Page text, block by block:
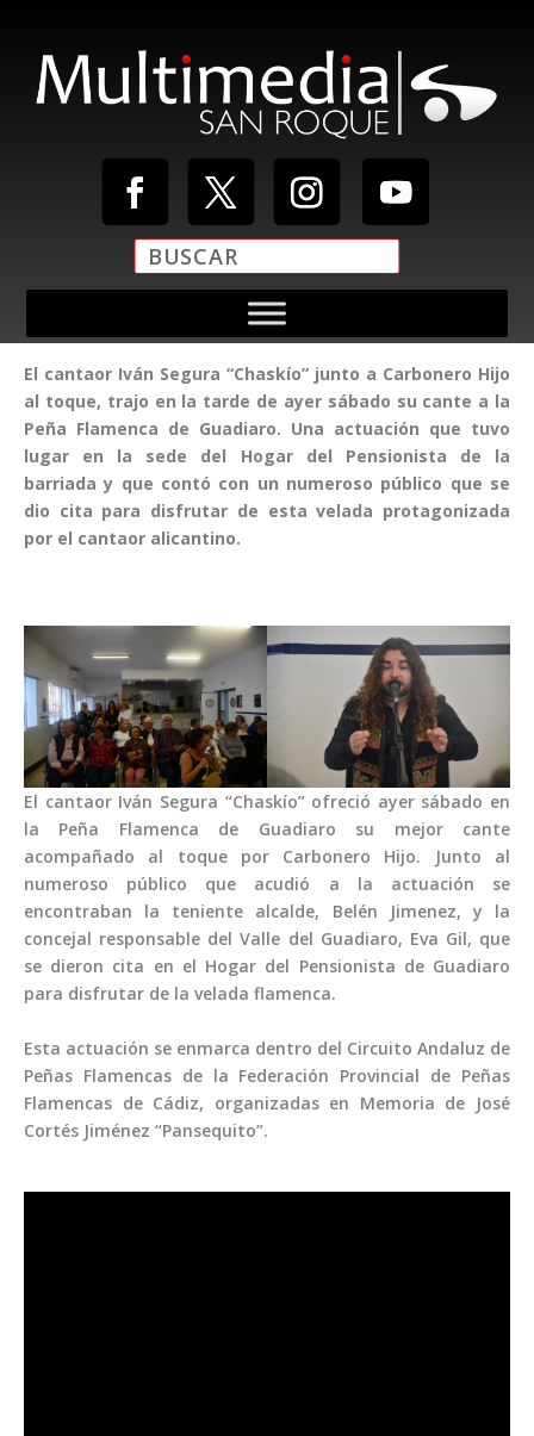
El cantaor Iván Segura “Chaskío” junto a Carbonero Hijo
al toque, trajo en la tarde de ayer sábado su cante a la
Peña Flamenca de Guadiaro. Una actuación que tuvo
lugar en la sede del Hogar del Pensionista de la
barriada y que contó con un numeroso público que se
dio cita para disfrutar de esta velada protagonizada
por el cantaor alicantino.
El cantaor Iván Segura “Chaskío” ofreció ayer sábado en
la Peña Flamenca de Guadiaro su mejor cante
acompañado al toque por Carbonero Hijo. Junto al
numeroso público que acudió a la actuación se
encontraban la teniente alcalde, Belén Jimenez, y la
concejal responsable del Valle del Guadiaro, Eva Gil, que
se dieron cita en el Hogar del Pensionista de Guadiaro
para disfrutar de la velada flamenca.
Esta actuación se enmarca dentro del Circuito Andaluz de
Peñas Flamencas de la Federación Provincial de Peñas
Flamencas de Cádiz, organizadas en Memoria de José
Cortés Jiménez “Pansequito”.